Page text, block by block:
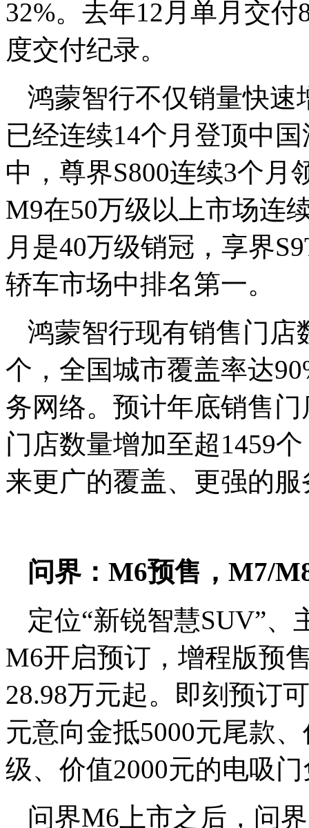
32%。去年12 月单月交付
度交付纪录。
鸿蒙智行不仅销量快速
已经连续14个月登顶中
中，尊界S800连续3个月
M9在50万级以上市场连
月是40万级销冠，享界
轿车市场中排名第一。
鸿蒙智行现有销售门店
个，全国城市覆盖率达
务网络。预计年底销售
门店数量增加至超1459
来更广的覆盖、更强的服
问界：M6预售，M7/
定位“新锐智慧SUV”
M6开启预订，增程版预
28.98万元起。即刻预订
元意向金抵5000元尾款
级、价值2000元的电吸
问界M6上市之后，问